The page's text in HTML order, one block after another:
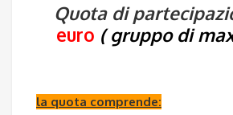
Quota di
euro ( gruppo di
la quota comprende: